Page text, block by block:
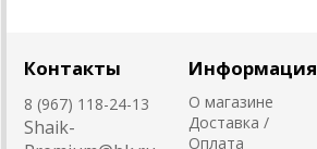
Контакты
8 (967) 118-24-13
Shaik-
Информация
О магазине
Доставка /
Оплата